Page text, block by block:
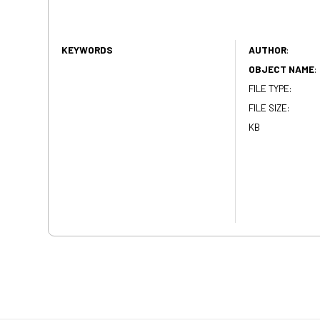
KEYWORDS AUTHOR:
OBJECT NAME:
FILE TYPE:
FILE SIZE:
KB